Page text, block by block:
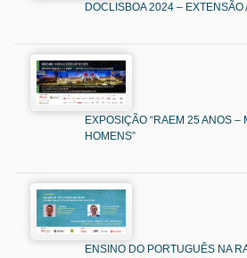
DOCLISBOA 2024 – EXTENSÃO
EXPOSIÇÃO “RAEM 25 ANOS
HOMENS”
ENSINO DO PORTUGUÊS NA